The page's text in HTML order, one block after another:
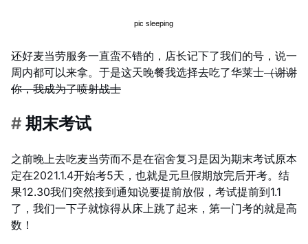
还好麦当劳服务一直蛮不错的，店长记下了我们的号，说一
周内都可以来拿。于是这天晚餐我选择去吃了华莱士（谢谢
你，我成为了喷射战士
# 期末考试
之前晚上去吃麦当劳而不是在宿舍复习是因为期末考试原本
定在2021.1.4开始考5天，也就是元旦假期放完后开考。结
果12.30我们突然接到通知说要提前放假，考试提前到1.1
了，我们一下子就惊得从床上跳了起来，第一门考的就是高
数！